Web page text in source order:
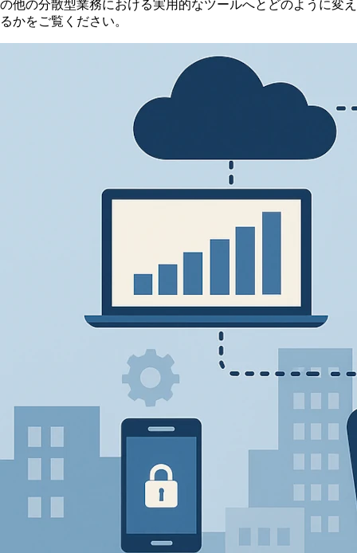
の他の分散型業務における実用的なツールへとどのように変え
るかをご覧ください。